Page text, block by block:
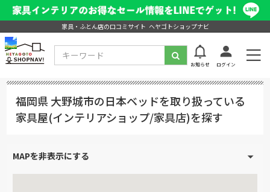
家具・ふとん店の口コミサイト ヘヤゴトショップナビ
お知らせ ログイン
福岡県 大野城市の日本ベッドを取り扱っている
家具屋(インテリアショップ/家具店)を探す